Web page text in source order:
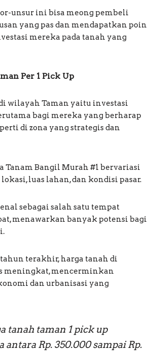
unsur ini bisa meong pembeli
yang pas dan mendapatkan poin
mereka pada tanah yang
Per 1 Pick Up
wilayah Taman yaitu investasi
bagi mereka yang berharap
di zona yang strategis dan
Tanam Bangil Murah #1 bervariasi
luas lahan, dan kondisi pasar.
sebagai salah satu tempat
menawarkan banyak potensi bagi
terakhir, harga tanah di
meningkat, mencerminkan
dan urbanisasi yang
tanah taman 1 pick up
antara Rp. 350.000 sampai Rp.